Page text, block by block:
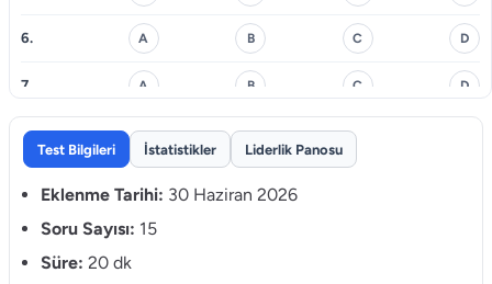
6. A B C D
7. A B C D
8. A B C
10. A
Test Bilgileri İstatistikler Liderlik Panosu
Eklenme Tarihi: 30 Haziran 2026
Soru Sayısı: 15
Süre: 20 dk